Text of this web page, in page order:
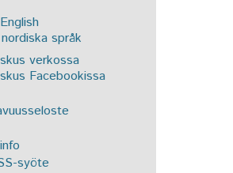
språk
verkossa
Facebookissa
syöte